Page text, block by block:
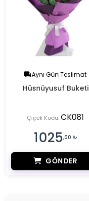
Aynı Gün Teslimat
Hüsnüyusuf Buketi
Çiçek Kodu:CK081
1025,00 ₺
GÖNDER